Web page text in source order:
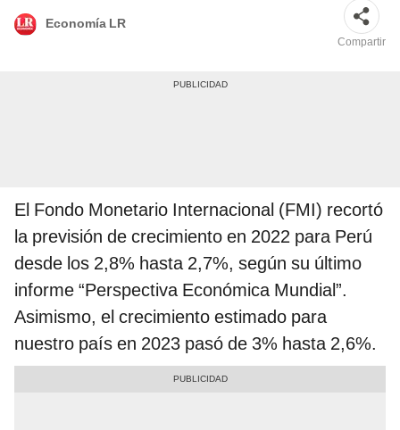
Economía LR
Compartir
El Fondo Monetario Internacional (FMI) recortó
la previsión de crecimiento en 2022 para Perú
desde los 2,8% hasta 2,7%, según su último
informe “Perspectiva Económica Mundial”.
Asimismo, el crecimiento estimado para
nuestro país en 2023 pasó de 3% hasta 2,6%.